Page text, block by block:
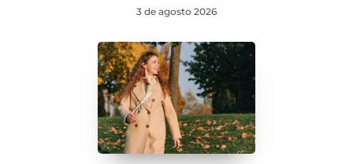
3 de agosto 2026